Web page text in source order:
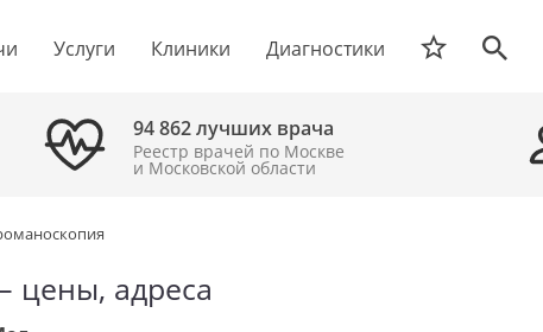
Услуги Клиники Диагностики
94 862 лучших врача
Реестр врачей по Москве
и Московской области
цены, адреса